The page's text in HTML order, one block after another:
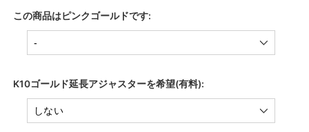
この商品はピンクゴールドです:
K10ゴールド延長アジャスターを希望(有料):